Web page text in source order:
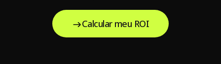
Calcular meu ROI